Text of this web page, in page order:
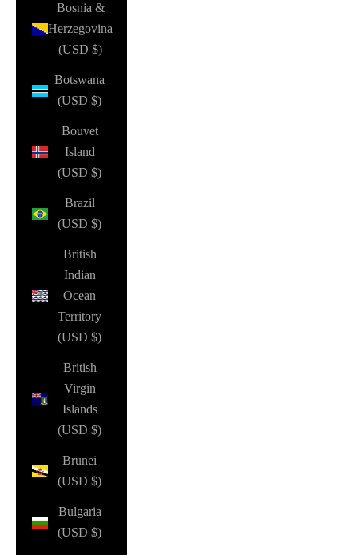
Bosnia &
Herzegovina
(USD $)
Botswana
(USD $)
Bouvet
Island
(USD $)
Brazil
(USD $)
British
Indian
Ocean
Territory
(USD $)
British
Virgin
Islands
(USD $)
Brunei
(USD $)
Bulgaria
(USD $)